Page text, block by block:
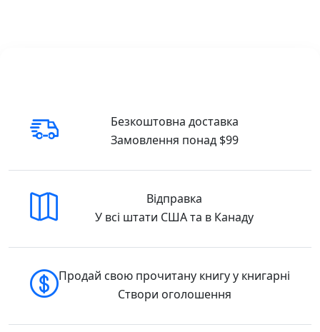
9786170992703) 978-617-0992-70-3 Купити у
США
Безкоштовна доставка
Замовлення понад $99
Відправка
У всі штати США та в Канаду
Продай свою прочитану книгу у книгарні
Створи оголошення